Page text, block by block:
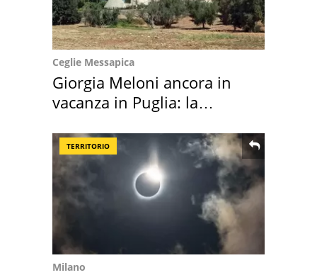
Ceglie Messapica
Giorgia Meloni ancora in
vacanza in Puglia: la
TERRITORIO
Milano